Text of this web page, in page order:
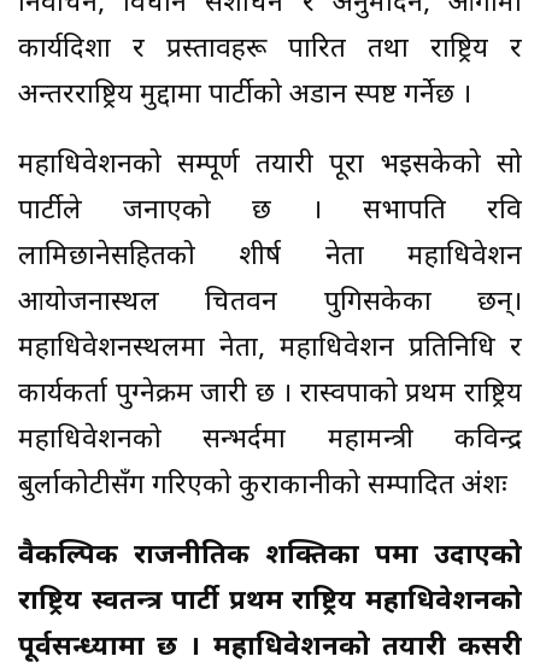
कार्यदिशा र प्रस्तावहरू पारित तथा राष्ट्रिय र
अन्तरराष्ट्रिय मुद्दामा पार्टीको अडान स्पष्ट गर्नेछ ।
महाधिवेशनको सम्पूर्ण तयारी पूरा भइसकेको सो
पार्टीले जनाएको छ । सभापति रवि
लामिछानेसहितको शीर्ष नेता महाधिवेशन
आयोजनास्थल चितवन पुगिसकेका छन्।
महाधिवेशनस्थलमा नेता, महाधिवेशन प्रतिनिधि र
कार्यकर्ता पुग्नेक्रम जारी छ । रास्वपाको प्रथम राष्ट्रिय
महाधिवेशनको सन्भर्दमा महामन्त्री कविन्द्र
बुर्लाकोटीसँग गरिएकाे कुराकानीको सम्पादित अंशः
वैकल्पिक राजनीतिक शक्तिका रुपमा उदाएको
राष्ट्रिय स्वतन्त्र पार्टी प्रथम राष्ट्रिय महाधिवेशनको
पूर्वसन्ध्यामा छ । महाधिवेशनको तयारी कसरी